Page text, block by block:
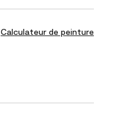
Calculateur de peinture